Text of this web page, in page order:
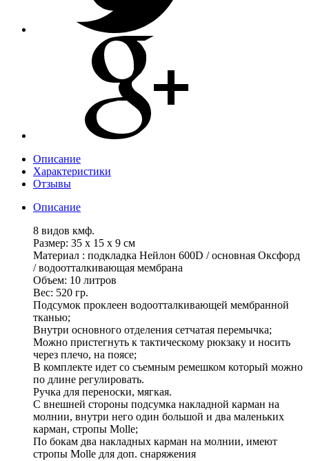
Описание
Характеристики
Отзывы
Описание
8 видов кмф.
Размер: 35 х 15 х 9 см
Материал : подкладка Нейлон 600D / основная Оксфорд
/ водоотталкивающая мембрана
Объем: 10 литров
Вес: 520 гр.
Подсумок проклеен водоотталкивающей мембранной
тканью;
Внутри основного отделения сетчатая перемычка;
Можно пристегнуть к тактическому рюкзаку и носить
через плечо, на поясе;
В комплекте идет со съемным ремешком который можно
по длине регулировать.
Ручка для переноски, мягкая.
С внешней стороны подсумка накладной карман на
молнии, внутри него один большой и два маленьких
карман, стропы Molle;
По бокам два накладных карман на молнии, имеют
стропы Molle для доп. снаряжения